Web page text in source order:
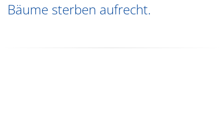
Bäume sterben aufrecht.